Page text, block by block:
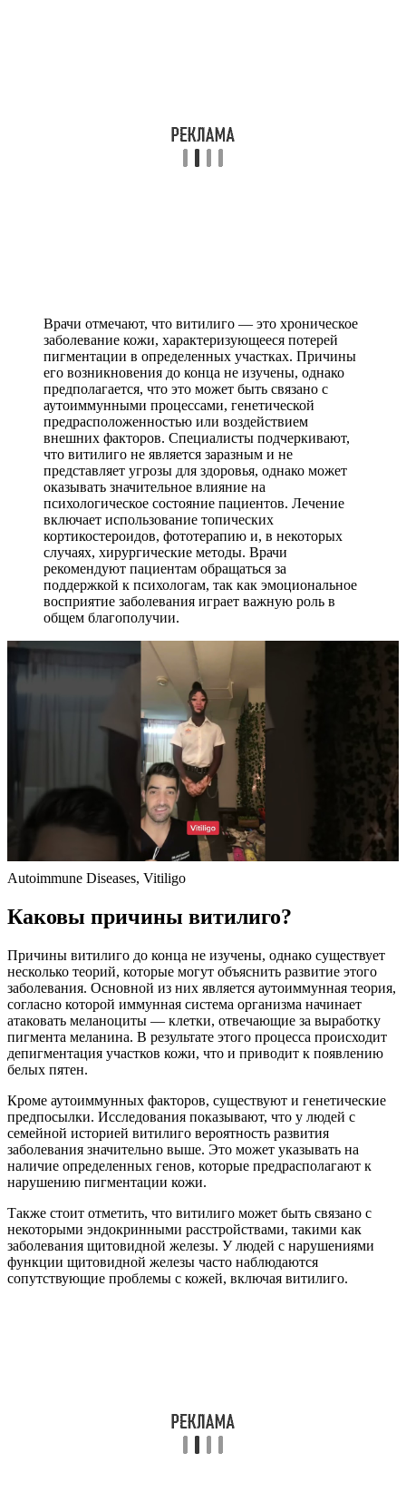
Врачи отмечают, что витилиго — это хроническое
заболевание кожи, характеризующееся потерей
пигментации в определенных участках. Причины
его возникновения до конца не изучены, однако
предполагается, что это может быть связано с
аутоиммунными процессами, генетической
предрасположенностью или воздействием
внешних факторов. Специалисты подчеркивают,
что витилиго не является заразным и не
представляет угрозы для здоровья, однако может
оказывать значительное влияние на
психологическое состояние пациентов. Лечение
включает использование топических
кортикостероидов, фототерапию и, в некоторых
случаях, хирургические методы. Врачи
рекомендуют пациентам обращаться за
поддержкой к психологам, так как эмоциональное
восприятие заболевания играет важную роль в
общем благополучии.
Autoimmune Diseases, Vitiligo
Каковы причины витилиго?
Причины витилиго до конца не изучены, однако существует
несколько теорий, которые могут объяснить развитие этого
заболевания. Основной из них является аутоиммунная теория,
согласно которой иммунная система организма начинает
атаковать меланоциты — клетки, отвечающие за выработку
пигмента меланина. В результате этого процесса происходит
депигментация участков кожи, что и приводит к появлению
белых пятен.
Кроме аутоиммунных факторов, существуют и генетические
предпосылки. Исследования показывают, что у людей с
семейной историей витилиго вероятность развития
заболевания значительно выше. Это может указывать на
наличие определенных генов, которые предрасполагают к
нарушению пигментации кожи.
Также стоит отметить, что витилиго может быть связано с
некоторыми эндокринными расстройствами, такими как
заболевания щитовидной железы. У людей с нарушениями
функции щитовидной железы часто наблюдаются
сопутствующие проблемы с кожей, включая витилиго.